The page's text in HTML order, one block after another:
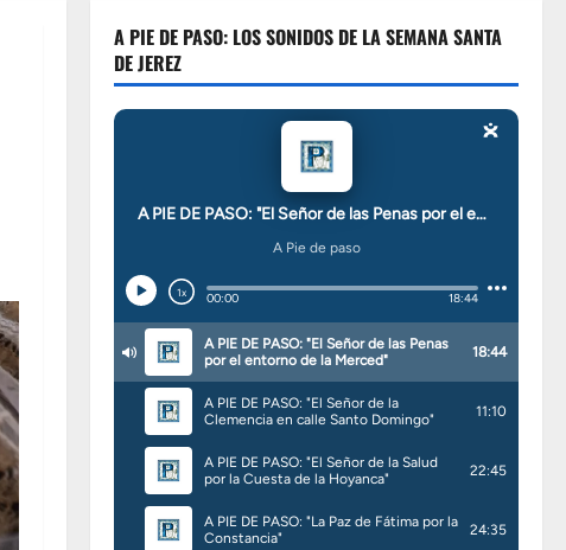
A PIE DE PASO: LOS SONIDOS DE LA SEMANA SANTA
DE JEREZ